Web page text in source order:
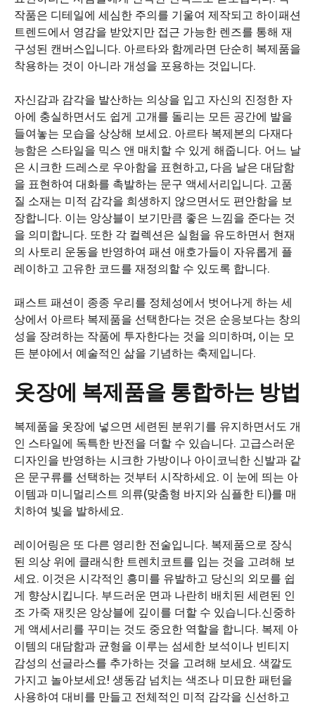
작품은 디테일에 세심한 주의를 기울여 제작되고 하이패션
트렌드에서 영감을 받았지만 접근 가능한 렌즈를 통해 재
구성된 캔버스입니다. 아르타와 함께라면 단순히 복제품을
착용하는 것이 아니라 개성을 포용하는 것입니다.
자신감과 감각을 발산하는 의상을 입고 자신의 진정한 자
아에 충실하면서도 쉽게 고개를 돌리는 모든 공간에 발을
들여놓는 모습을 상상해 보세요. 아르타 복제본의 다재다
능함은 스타일을 믹스 앤 매치할 수 있게 해줍니다. 어느 날
은 시크한 드레스로 우아함을 표현하고, 다음 날은 대담함
을 표현하여 대화를 촉발하는 문구 액세서리입니다. 고품
질 소재는 미적 감각을 희생하지 않으면서도 편안함을 보
장합니다. 이는 앙상블이 보기만큼 좋은 느낌을 준다는 것
을 의미합니다. 또한 각 컬렉션은 실험을 유도하면서 현재
의 사토리 운동을 반영하여 패션 애호가들이 자유롭게 플
레이하고 고유한 코드를 재정의할 수 있도록 합니다.
패스트 패션이 종종 우리를 정체성에서 벗어나게 하는 세
상에서 아르타 복제품을 선택한다는 것은 순응보다는 창의
성을 장려하는 작품에 투자한다는 것을 의미하며, 이는 모
든 분야에서 예술적인 삶을 기념하는 축제입니다.
옷장에 복제품을 통합하는 방법
복제품을 옷장에 넣으면 세련된 분위기를 유지하면서도 개
인 스타일에 독특한 반전을 더할 수 있습니다. 고급스러운
디자인을 반영하는 시크한 가방이나 아이코닉한 신발과 같
은 문구류를 선택하는 것부터 시작하세요. 이 눈에 띄는 아
이템과 미니멀리스트 의류(맞춤형 바지와 심플한 티)를 매
치하여 빛을 발하세요.
레이어링은 또 다른 영리한 전술입니다. 복제품으로 장식
된 의상 위에 클래식한 트렌치코트를 입는 것을 고려해 보
세요. 이것은 시각적인 흥미를 유발하고 당신의 외모를 쉽
게 향상시킵니다. 부드러운 면과 나란히 배치된 세련된 인
조 가죽 재킷은 앙상블에 깊이를 더할 수 있습니다.신중하
게 액세서리를 꾸미는 것도 중요한 역할을 합니다. 복제 아
이템의 대담함과 균형을 이루는 섬세한 보석이나 빈티지
감성의 선글라스를 추가하는 것을 고려해 보세요. 색깔도
가지고 놀아보세요! 생동감 넘치는 색조나 미묘한 패턴을
사용하여 대비를 만들고 전체적인 미적 감각을 신선하고